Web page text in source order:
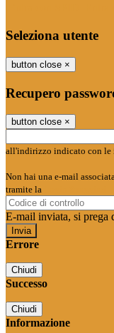
Seleziona utente
button close ×
Recupero
button close ×
all'indirizzo indicato con le
Non hai una e-mail
tramite la
E-mail inviata, si prega
Errore
Chiudi
Successo
Chiudi
Informazione